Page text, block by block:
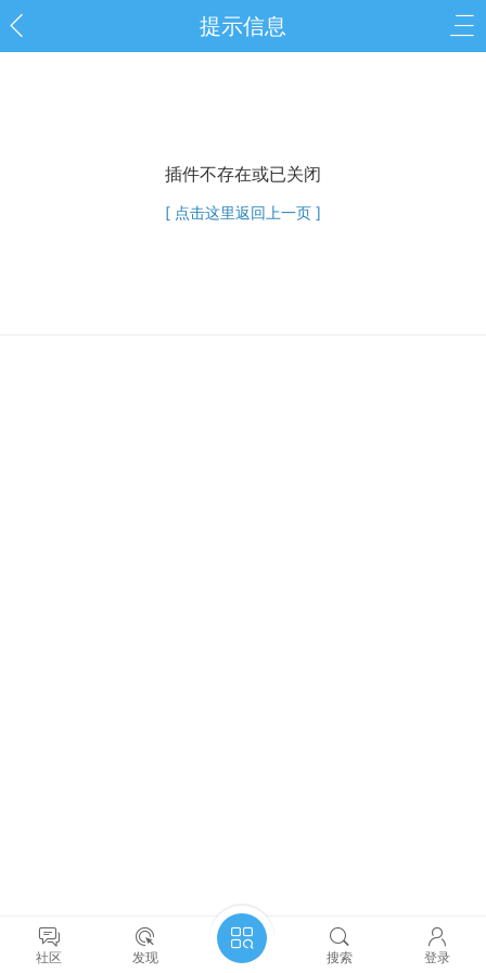
提示信息
插件不存在或已关闭
[ 点击这里返回上一页 ]
社区 发现 搜索 登录